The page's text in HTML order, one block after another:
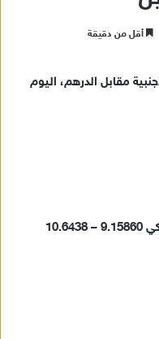
أقل من دقيقة
مقابل الدرهم، اليوم